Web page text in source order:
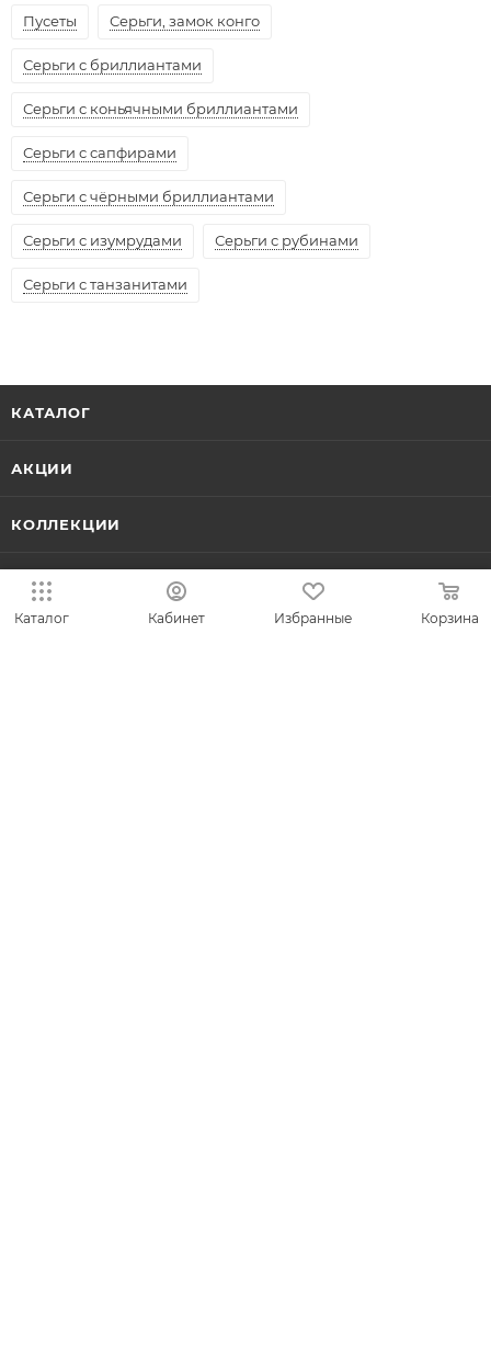
Пусеты Серьги, замок конго
Серьги с бриллиантами
Серьги с коньячными бриллиантами
Серьги с сапфирами
Серьги с чёрными бриллиантами
Серьги с изумрудами Серьги с рубинами
Серьги с танзанитами
КАТАЛОГ
АКЦИИ
КОЛЛЕКЦИИ
НОВИНКИ
Каталог Кабинет Избранные Корзина